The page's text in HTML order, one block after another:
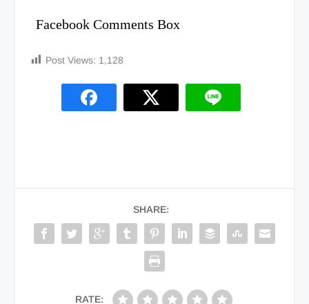
Facebook Comments Box
Post Views: 1,128
SHARE:
RATE: